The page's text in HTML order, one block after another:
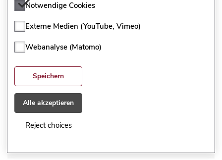
Trifft voll und ganz zu
Trifft überhaupt nicht zu
Notwendige Cookies
Externe Medien (YouTube, Vimeo)
Webanalyse (Matomo)
Speichern
Alle akzeptieren
Reject choices